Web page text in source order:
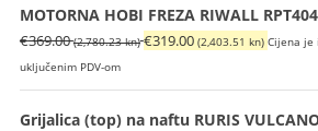
MOTORNA HOBI FREZA RIWALL
€369.00 (2,780.23 kn)Izvorna
bila
je:
€319.00 (2,403.51 kn)
je:
€319.00
Cijena je
uključenim PDV-om
Grijalica (top) na naftu RURIS